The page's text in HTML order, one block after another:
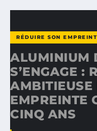
RÉDUIRE SON
ALUMINIUM
S’ENGAGE :
AMBITIEUSE
EMPREINTE
CINQ ANS